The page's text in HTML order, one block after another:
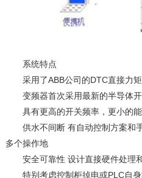
系统特点
采用了ABB公司的DTC直接力矩
变频器首次采用最新的半导体开
具有更高的开关频率，更小的能
供水不间断 有自动控制方案和
多个操作地
安全可靠性 设计直接硬件处理和
特别考虑控制柜掉电或PLC自身